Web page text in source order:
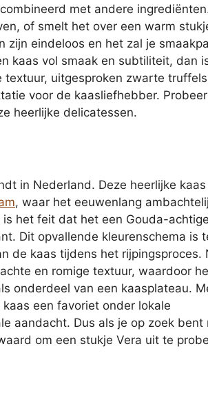
met andere
of smelt het over een warm
zijn eindeloos en het zal je
kaas vol smaak en subtiliteit, dan
uitgesproken zwarte
voor de kaasliefhebber.
heerlijke delicatessen.
in Nederland. Deze heerlijke kaas
, waar het eeuwenlang
het feit dat het een Gouda-
Dit opvallende kleurenschema is
de kaas tijdens het rijpingsproces.
en romige textuur, waardoor
onderdeel van een kaasplateau.
een favoriet onder lokale
aandacht. Dus als je op zoek bent
om een stukje Vera uit te